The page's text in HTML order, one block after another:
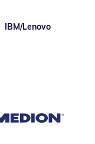
IBM/Lenovo